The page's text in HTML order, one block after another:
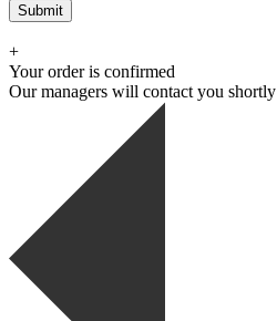
Submit
+
Your order is confirmed
Our managers will contact you shortly